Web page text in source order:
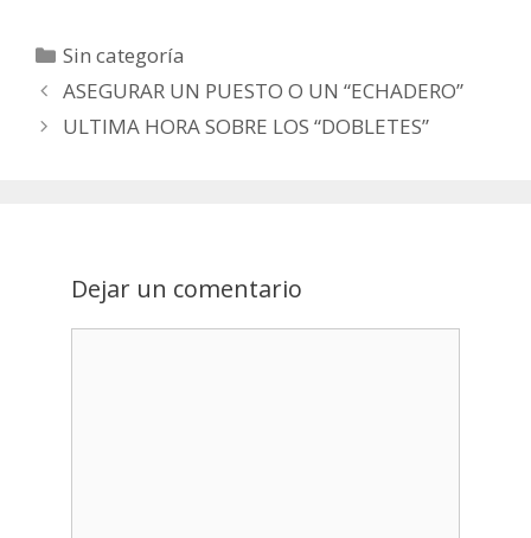
Categorías
Sin categoría
Post
navigation
ASEGURAR UN PUESTO O UN “ECHADERO”
ULTIMA HORA SOBRE LOS “DOBLETES”
Dejar un comentario